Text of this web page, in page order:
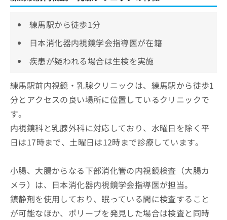
練馬駅から徒歩1分
日本消化器内視鏡学会指導医が在籍
疾患が疑われる場合は生検を実施
練馬駅前内視鏡・乳腺クリニックは、練馬駅から徒歩1
分とアクセスの良い場所に位置しているクリニックで
す。
内視鏡科と乳腺外科に対応しており、水曜日を除く平
日は17時まで、土曜日は12時まで診療しています。
小腸、大腸からなる下部消化管の内視鏡検査（大腸カ
メラ）は、日本消化器内視鏡学会指導医が担当。
鎮静剤を使用しており、眠っている間に検査すること
が可能なほか、ポリープを発見した場合は検査と同時